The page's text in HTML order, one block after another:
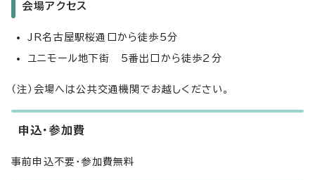
会場アクセス
JR名古屋駅桜通口から徒歩5分
ユニモール地下街 5番出口から徒歩2分
（注）会場へは公共交通機関でお越しください。
申込・参加費
事前申込不要・参加費無料